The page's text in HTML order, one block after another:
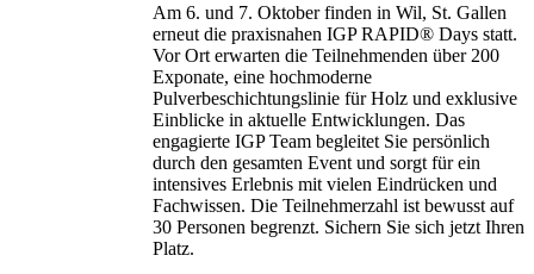
Am 6. und 7. Oktober finden in Wil, St. Gallen
erneut die praxisnahen IGP RAPID® Days statt.
Vor Ort erwarten die Teilnehmenden über 200
Exponate, eine hochmoderne
Pulverbeschichtungslinie für Holz und exklusive
Einblicke in aktuelle Entwicklungen. Das
engagierte IGP Team begleitet Sie persönlich
durch den gesamten Event und sorgt für ein
intensives Erlebnis mit vielen Eindrücken und
Fachwissen. Die Teilnehmerzahl ist bewusst auf
30 Personen begrenzt. Sichern Sie sich jetzt Ihren
Platz.